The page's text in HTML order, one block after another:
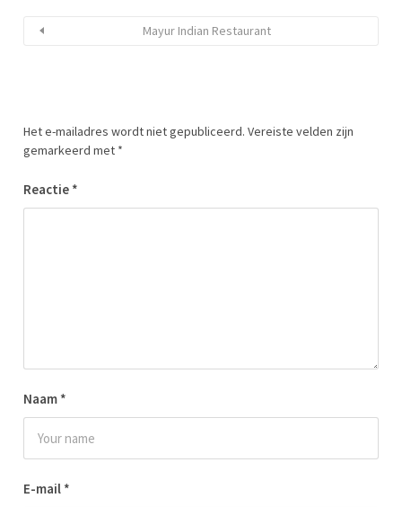
Mayur Indian Restaurant
Het e-mailadres wordt niet gepubliceerd. Vereiste velden zijn
gemarkeerd met *
Reactie *
Naam *
E-mail *